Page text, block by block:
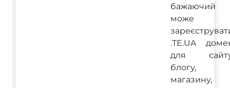
бажаючий
може
.TE.UA
для
блогу,
магазину,